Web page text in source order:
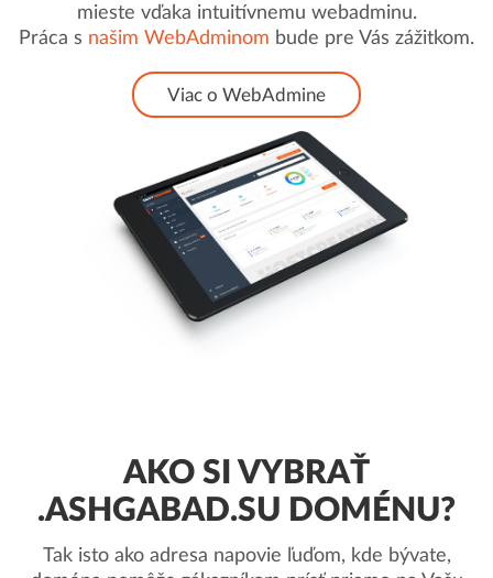
mieste vďaka intuitívnemu webadminu.
Práca s našim WebAdminom bude pre Vás zážitkom.
Viac o WebAdmine
AKO SI VYBRAŤ
.ASHGABAD.SU DOMÉNU?
Tak isto ako adresa napovie ľuďom, kde bývate,